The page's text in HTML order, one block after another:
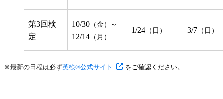
第3回検
定
10/30 （金）～
12/14 （月）
1/24 （日） 3/7 （日）
※最新の日程は必ず英検®公式サイト をご確認ください。